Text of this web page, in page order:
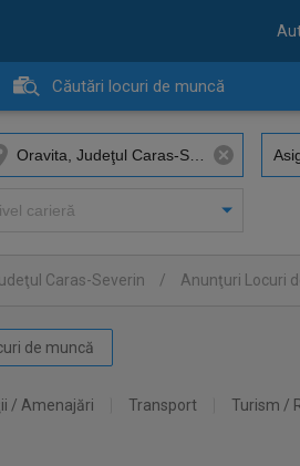
Căutări locuri de muncă
Caras-Severin / Anunţuri Locuri
de muncă
/ Amenajări Transport Turism /